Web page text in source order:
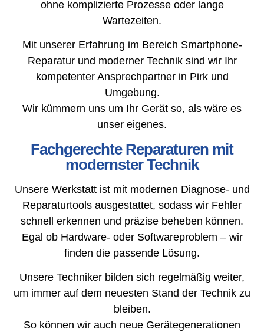
ohne komplizierte Prozesse oder lange
Wartezeiten.
Mit unserer Erfahrung im Bereich Smartphone-
Reparatur und moderner Technik sind wir Ihr
kompetenter Ansprechpartner in Pirk und
Umgebung.
Wir kümmern uns um Ihr Gerät so, als wäre es
unser eigenes.
Fachgerechte Reparaturen mit
modernster Technik
Unsere Werkstatt ist mit modernen Diagnose- und
Reparaturtools ausgestattet, sodass wir Fehler
schnell erkennen und präzise beheben können.
Egal ob Hardware- oder Softwareproblem – wir
finden die passende Lösung.
Unsere Techniker bilden sich regelmäßig weiter,
um immer auf dem neuesten Stand der Technik zu
bleiben.
So können wir auch neue Gerätegenerationen